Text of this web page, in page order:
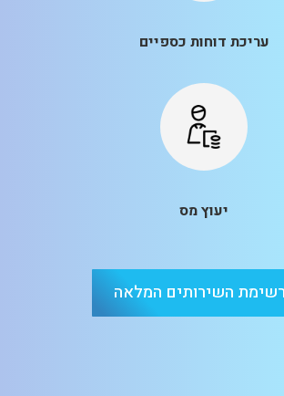
עריכת דוחות כספיים
יעוץ מס
השירותים המלאה